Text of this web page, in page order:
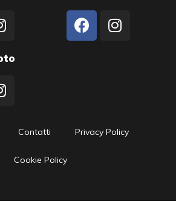
Contatti Privacy Policy
Cookie Policy